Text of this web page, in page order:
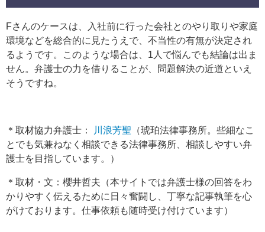
Fさんのケースは、入社前に行った会社とのやり取りや家庭
環境などを総合的に見たうえで、不当性の有無が決定され
るようです。このような場合は、1人で悩んでも結論は出ま
せん。弁護士の力を借りることが、問題解決の近道といえ
そうですね。
＊取材協力弁護士： 川浪芳聖 （琥珀法律事務所。些細なこ
とでも気兼ねなく相談できる法律事務所、相談しやすい弁
護士を目指しています。）
＊取材・文：櫻井哲夫（本サイトでは弁護士様の回答をわ
かりやすく伝えるために日々奮闘し、丁寧な記事執筆を心
がけております。仕事依頼も随時受け付けています）